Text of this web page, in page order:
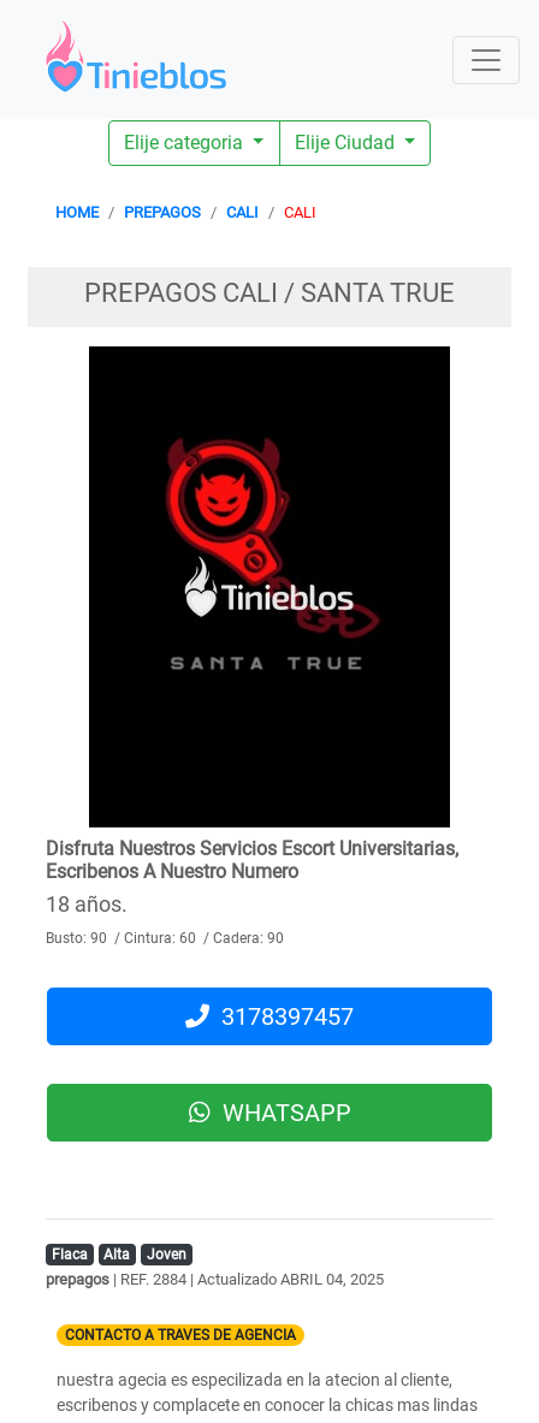
Elije categoria Elije Ciudad
HOME PREPAGOS CALI CALI
PREPAGOS CALI / SANTA TRUE
Disfruta Nuestros Servicios Escort Universitarias,
Escribenos A Nuestro Numero
18 años.
Busto: 90 / Cintura: 60 / Cadera: 90
3178397457
WHATSAPP
Flaca Alta Joven
prepagos | REF. 2884 | Actualizado ABRIL 04, 2025
CONTACTO A TRAVES DE AGENCIA
nuestra agecia es especilizada en la atecion al cliente,
escribenos y complacete en conocer la chicas mas lindas